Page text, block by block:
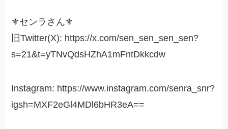
⚜️センラさん⚜️
旧Twitter(X): https://x.com/sen_sen_sen_sen?
s=21&t=yTNvQdsHZhA1mFntDkkcdw
Instagram: https://www.instagram.com/senra_snr?
igsh=MXF2eGl4MDl6bHR3eA==